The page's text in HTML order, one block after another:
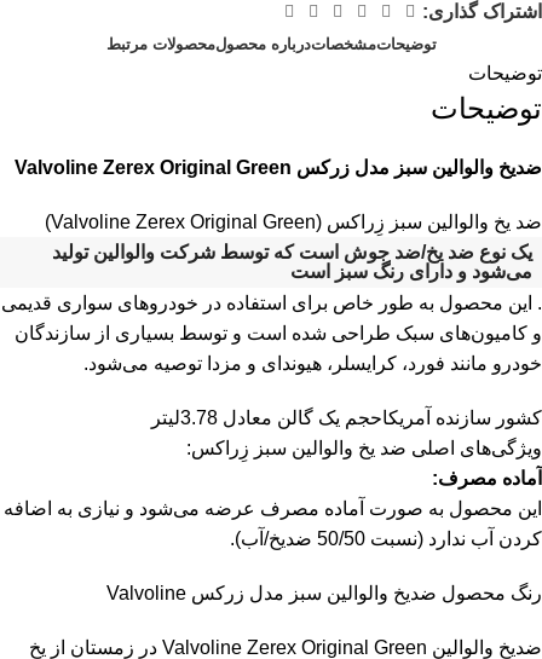
اشتراک گذاری:
توضیحاتمشخصاتدرباره محصولمحصولات مرتبط
توضیحات
توضیحات
ضدیخ والوالین سبز مدل زرکس Valvoline Zerex Original Green
ضد یخ والوالین سبز زِراکس (Valvoline Zerex Original Green)
یک نوع ضد یخ/ضد جوش است که توسط شرکت والوالین تولید
می‌شود و دارای رنگ سبز است
. این محصول به طور خاص برای استفاده در خودروهای سواری قدیمی
و کامیون‌های سبک طراحی شده است و توسط بسیاری از سازندگان
خودرو مانند فورد، کرایسلر، هیوندای و مزدا توصیه می‌شود.
کشور سازنده آمریکاحجم یک گالن معادل 3.78لیتر
ویژگی‌های اصلی ضد یخ والوالین سبز زِراکس:
آماده مصرف:
این محصول به صورت آماده مصرف عرضه می‌شود و نیازی به اضافه
کردن آب ندارد (نسبت 50/50 ضدیخ/آب).
رنگ محصول ضدیخ والوالین سبز مدل زرکس Valvoline
ضدیخ والوالین Valvoline Zerex Original Green در زمستان از یخ